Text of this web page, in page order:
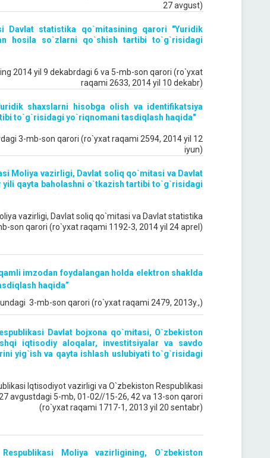
27 avgust)
Davlat statistika qo`mitasining qarori "Yuridik
hosila so`zlarni qo`shish tartibi to`g`risidagi
2014 yil 9 dekabrdagi 6 va 5-mb-son qarori (ro`yxat
raqami 2633, 2014 yil 10 dekabr)
shaxslarni hisobga olish va identifikatsiya
to`g`risidagi yo`riqnomani tasdiqlash haqida"
3-mb-son qarori (ro`yxat raqami 2594, 2014 yil 12
iyun)
Moliya vazirligi, Davlat soliq qo`mitasi va Davlat
qayta baholashni o`tkazish tartibi to`g`risidagi
vazirligi, Davlat soliq qo`mitasi va Davlat statistika
son qarori (ro`yxat raqami 1192-3, 2014 yil 24 aprel)
imzodan foydalangan holda elektron shaklda
haqida”
3-mb-son qarori (ro`yxat raqami 2479, 2013y.,)
Davlat bojxona qo`mitasi, O`zbekiston
iqtisodiy aloqalar, investitsiyalar va savdo
yig`ish va qayta ishlash uslubiyati to`g`risidagi
Iqtisodiyot vazirligi va O`zbekiston Respublikasi
avgustdagi 5-mb, 01-02//15-26, 42 va 13-son qarori
(ro`yxat raqami 1717-1, 2013 yil 20 sentabr)
Moliya vazirligining, O`zbekiston